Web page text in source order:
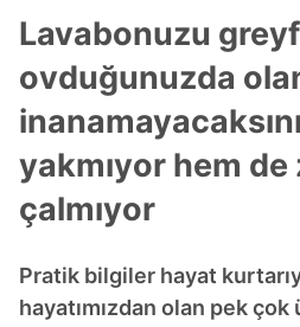
Lavabonuzu
ovduğunuzda
yakmıyor hem
çalmıyor
Pratik bilgiler hayat
hayatımızdan olan pek